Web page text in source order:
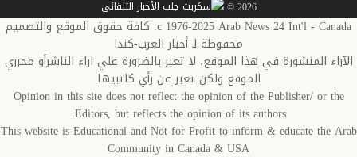
2026 ©
c 1976-2025 Arab News 24 Int'l - Canada: كافة حقوق الموقع والتصميم
محفوظة لـ أخبار العرب-كندا
المنشورة في هذا الموقع، لا تعبر بالضرورة علي آراء الناشرأو محرري
الموقع ولكن تعبر عن رأي كاتبيها
Opinion in this site does not reflect the opinion of the Publisher/ or
Editors, but reflects the opinion of its authors.
This website is Educational and Not for Profit to inform & educate the
Community in Canada & USA